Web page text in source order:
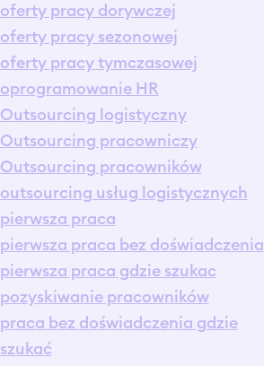
oferty pracy dorywczej
oferty pracy sezonowej
oferty pracy tymczasowej
oprogramowanie HR
Outsourcing logistyczny
Outsourcing pracowniczy
Outsourcing pracowników
outsourcing usług logistycznych
pierwsza praca
pierwsza praca bez doświadczenia
pierwsza praca gdzie szukac
pozyskiwanie pracowników
praca bez doświadczenia gdzie
szukać